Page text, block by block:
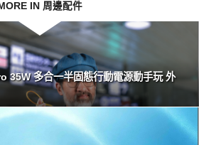
IN 周邊配件
35W 多合一半固態行動電源動手玩 外